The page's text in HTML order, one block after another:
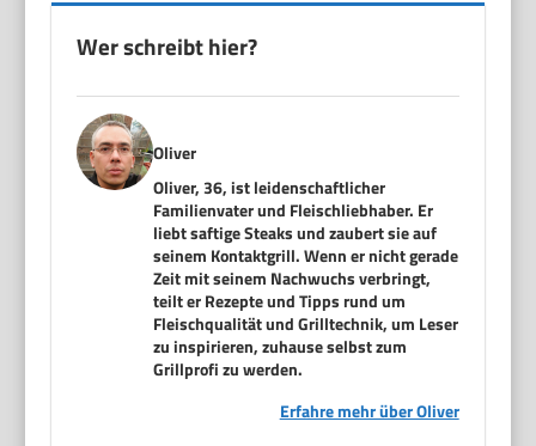
Wer schreibt hier?
Oliver
Oliver, 36, ist leidenschaftlicher
Familienvater und Fleischliebhaber. Er
liebt saftige Steaks und zaubert sie auf
seinem Kontaktgrill. Wenn er nicht gerade
Zeit mit seinem Nachwuchs verbringt,
teilt er Rezepte und Tipps rund um
Fleischqualität und Grilltechnik, um Leser
zu inspirieren, zuhause selbst zum
Grillprofi zu werden.
Erfahre mehr über Oliver